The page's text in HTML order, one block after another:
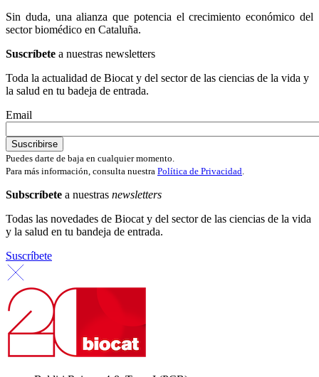
Sin duda, una alianza que potencia el crecimiento económico del
sector biomédico en Cataluña.
Suscríbete a nuestras newsletters
Toda la actualidad de Biocat y del sector de las ciencias de la vida y
la salud en tu badeja de entrada.
Email
Puedes darte de baja en cualquier momento.
Para más información, consulta nuestra Política de Privacidad.
Subscríbete a nuestras newsletters
Todas las novedades de Biocat y del sector de las ciencias de la vida
y la salud en tu bandeja de entrada.
Suscríbete